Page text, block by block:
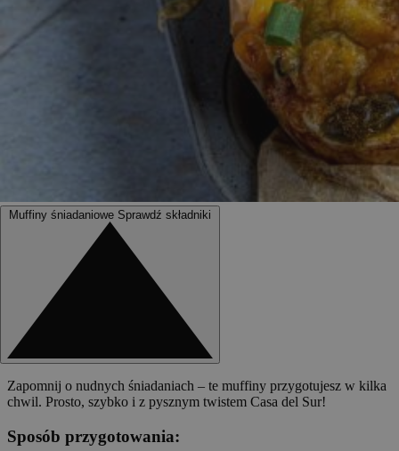
Muffiny śniadaniowe Sprawdź składniki
Zapomnij o nudnych śniadaniach – te muffiny przygotujesz w kilka
chwil. Prosto, szybko i z pysznym twistem Casa del Sur!
Sposób przygotowania: